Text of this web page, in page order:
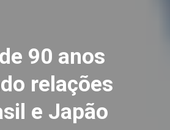
90 anos
relações
e Japão